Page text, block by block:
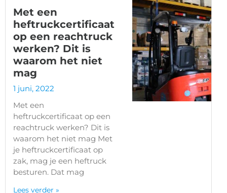
Met een
heftruckcertificaat
op een reachtruck
werken? Dit is
waarom het niet
mag
1 juni, 2022
Met een
heftruckcertificaat op een
reachtruck werken? Dit is
waarom het niet mag Met
je heftruckcertificaat op
zak, mag je een heftruck
besturen. Dat mag
Lees verder »